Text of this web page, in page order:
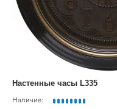
Настенные часы L335
Наличие: